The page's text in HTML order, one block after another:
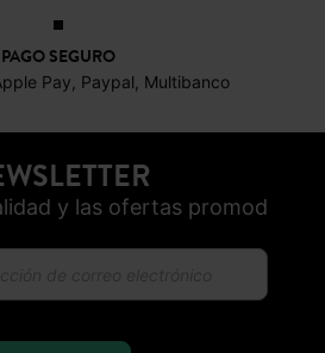
PAGO SEGURO
Pay, Paypal, Multibanco
y las ofertas promod